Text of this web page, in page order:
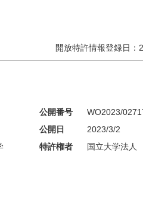
開放特許情報登録日：
公開番号 WO2023/
公開日
2023/3/2
特許権者 国立大学法